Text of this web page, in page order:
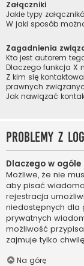
Załączniki
Jakie typy
W jaki sposób
Zagadnienia
Kto jest autorem
Dlaczego funkcja X
Z kim się
prawnych
Jak nawiązać
Problemy z
Dlaczego w
Możliwe, że nie
aby pisać
rejestracja
niedostępnych dla
prywatnych
możliwość
zajmuje tylko
Na górę